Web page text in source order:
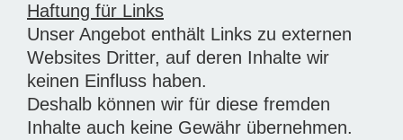
Haftung für Links
Unser Angebot enthält Links zu externen
Websites Dritter, auf deren Inhalte wir
keinen Einfluss haben.
Deshalb können wir für diese fremden
Inhalte auch keine Gewähr übernehmen.